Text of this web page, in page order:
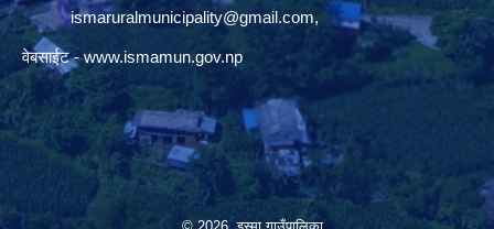
ismaruralmunicipality@gmail.com,
वेबसाईट -www.ismamun.gov.np